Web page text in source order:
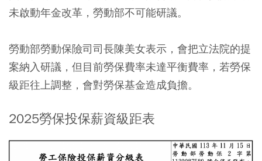
未啟動年金改革，勞動部不可能研議。
勞動部勞動保險司司長陳美女表示，會把立法院的提
案納入研議，但目前勞保費率未達平衡費率，若勞保
級距往上調整，會對勞保基金造成負擔。
2025勞保投保薪資級距表